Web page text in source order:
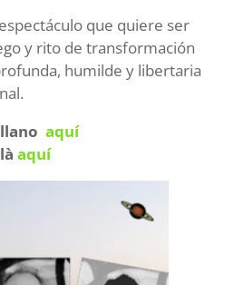
que quiere ser
y rito de transformación
humilde y libertaria
aquí
aquí